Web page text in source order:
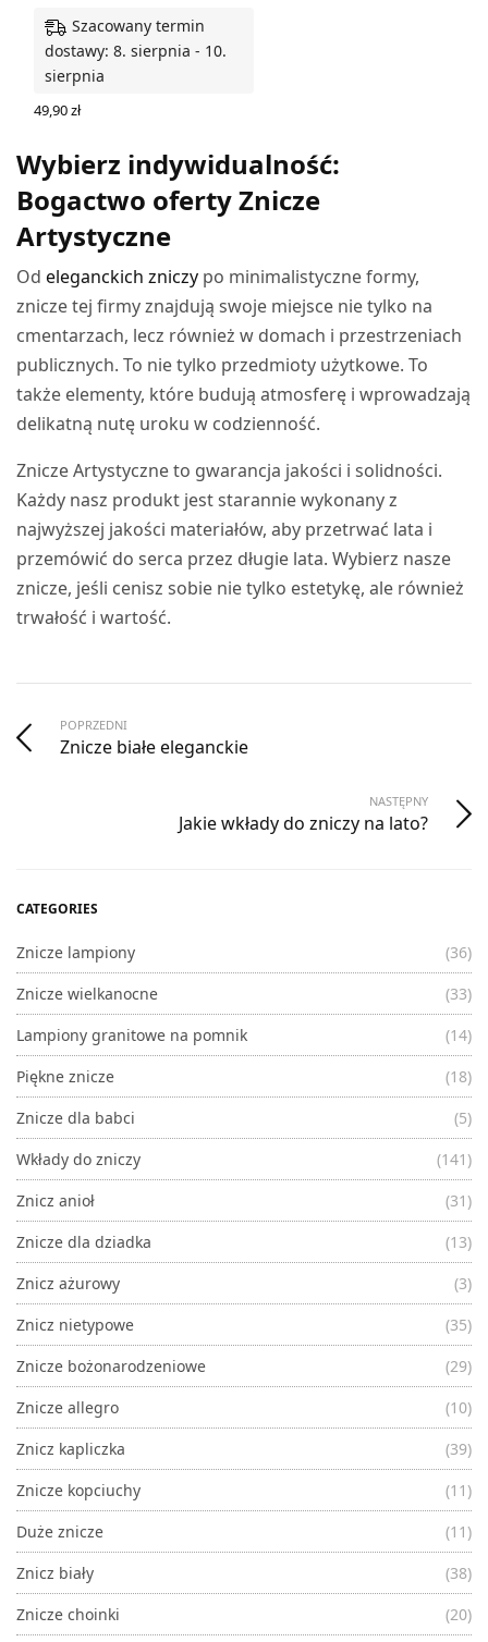
Szacowany termin
dostawy: 8. sierpnia - 10.
sierpnia
49,90zł
Wybierz indywidualność:
Bogactwo oferty Znicze
Artystyczne
Odeleganckich zniczy po minimalistyczne formy,
znicze tej firmy znajdują swoje miejsce nie tylko na
cmentarzach, lecz również w domach i przestrzeniach
publicznych. To nie tylko przedmioty użytkowe. To
także elementy, które budują atmosferę i wprowadzają
delikatną nutę uroku w codzienność.
Znicze Artystyczne to gwarancja jakości i solidności.
Każdy nasz produkt jest starannie wykonany z
najwyższej jakości materiałów, aby przetrwać lata i
przemówić do serca przez długie lata. Wybierz nasze
znicze, jeśli cenisz sobie nie tylko estetykę, ale również
trwałość i wartość.
POPRZEDNI
Znicze białe eleganckie
NASTĘPNY
Jakie wkłady do zniczy na lato?
CATEGORIES
Znicze lampiony
(36)
Znicze wielkanocne
(33)
Lampiony granitowe na pomnik
(14)
Piękne znicze
(18)
Znicze dla babci
(5)
Wkłady do zniczy
(141)
Znicz anioł
(31)
Znicze dla dziadka
(13)
Znicz ażurowy
(3)
Znicz nietypowe
(35)
Znicze bożonarodzeniowe
(29)
Znicze allegro
(10)
Znicz kapliczka
(39)
Znicze kopciuchy
(11)
Duże znicze
(11)
Znicz biały
(38)
Znicze choinki
(20)